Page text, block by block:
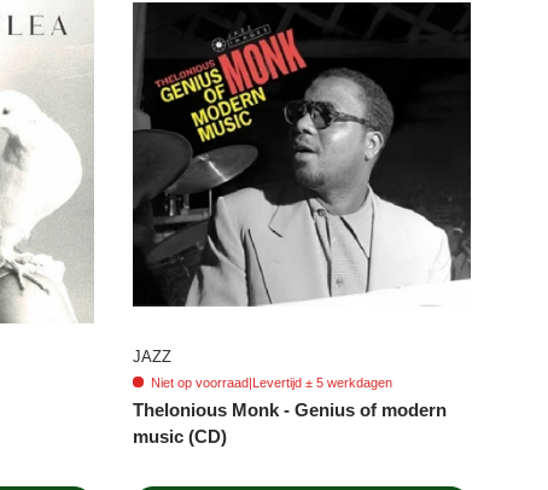
JAZZ
Niet op voorraad|Levertijd ± 5 werkdagen
Thelonious Monk - Genius of modern
music (CD)